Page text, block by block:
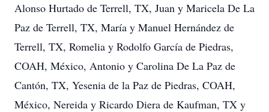
Alonso Hurtado de Terrell, TX, Juan y Maricela De La
Paz de Terrell, TX, María y Manuel Hernández de
Terrell, TX, Romelia y Rodolfo García de Piedras,
COAH, México, Antonio y Carolina De La Paz de
Cantón, TX, Yesenia de la Paz de Piedras, COAH,
México, Nereida y Ricardo Diera de Kaufman, TX y